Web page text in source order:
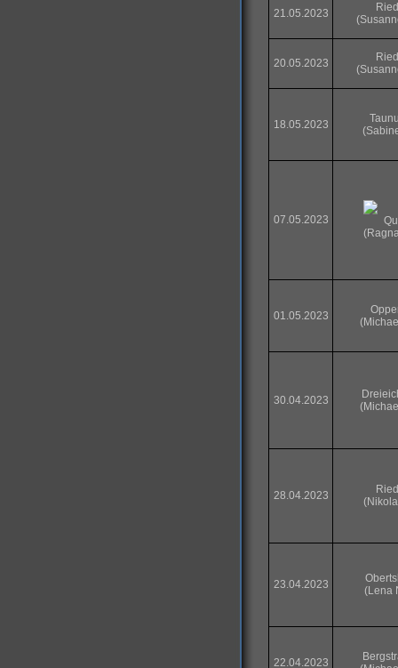
21.05.2023
20.05.2023
18.05.2023
07.05.2023
01.05.2023
30.04.2023
28.04.2023
23.04.2023
(Lena
22.04.2023